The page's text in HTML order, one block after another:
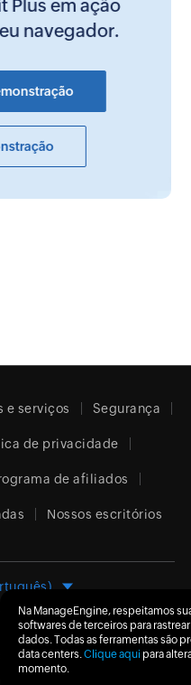
Plus em ação
navegador.
e serviços Segurança
de privacidade
de afiliados
Nossos escritórios
Ltd.Todos os direitos
Na ManageEngine, respeitamos
softwares de terceiros para
dados. Todas as ferramentas são
data centers.Clique aqui para
momento.